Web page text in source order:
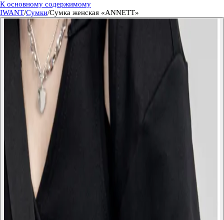
К основному содержимому
IWANT/Сумки/Сумка женская «ANNETT»